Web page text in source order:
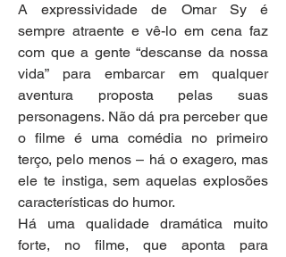
A expressividade de Omar Sy é
sempre atraente e vê-lo em cena faz
com que a gente “descanse da nossa
vida” para embarcar em qualquer
aventura proposta pelas suas
personagens. Não dá pra perceber que
o filme é uma comédia no primeiro
terço, pelo menos – há o exagero, mas
ele te instiga, sem aquelas explosões
características do humor.
Há uma qualidade dramática muito
forte, no filme, que aponta para